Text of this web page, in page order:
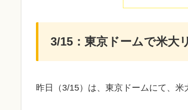
3/15：東京ドームで米大
昨日（3/15）は、東京ドームにて、米